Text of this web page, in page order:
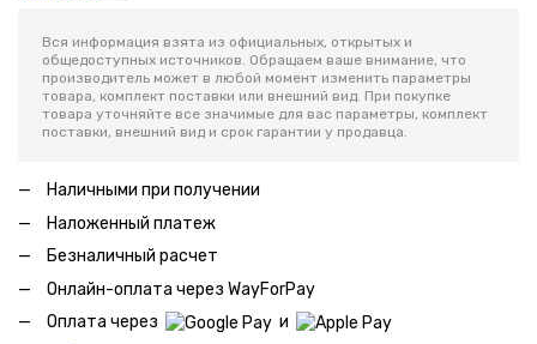
Вся информация взята из официальных, открытых и
общедоступных источников. Обращаем ваше внимание, что
производитель может в любой момент изменить параметры
товара, комплект поставки или внешний вид. При покупке
товара уточняйте все значимые для вас параметры, комплект
поставки, внешний вид и срок гарантии у продавца.
Наличными при получении
Наложенный платеж
Безналичный расчет
Онлайн-оплата через WayForPay
Оплата через
и